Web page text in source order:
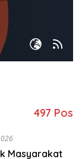
497 Pos
Masyarakat